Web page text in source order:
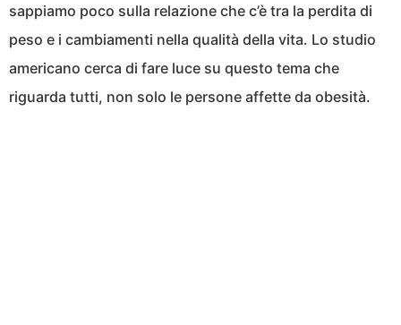
sappiamo poco sulla relazione che c’è tra la perdita di
peso e i cambiamenti nella qualità della vita. Lo studio
americano cerca di fare luce su questo tema che
riguarda tutti, non solo le persone affette da obesità.